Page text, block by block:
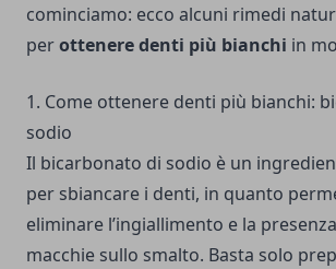
cominciamo: ecco alcuni rimedi
perottenere denti più bianchi in
1. Come ottenere denti più bianchi:
sodio
Il bicarbonato di sodio è un
per sbiancare i denti, in quanto
eliminare l’ingiallimento e la
macchie sullo smalto. Basta solo